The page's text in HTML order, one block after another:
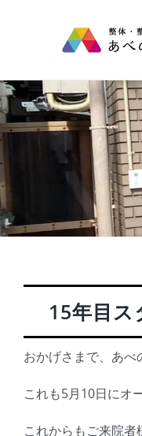
15年目ス
おかげさまで、あべ
これも5月10日にオ
これからもご来院者